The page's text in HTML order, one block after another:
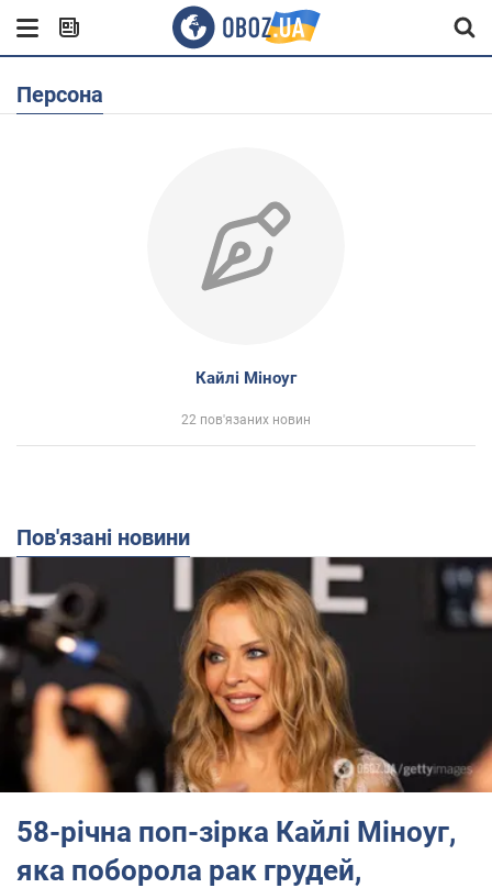
Персона
Кайлі Міноуг
22 пов'язаних новин
Пов'язані новини
58-річна поп-зірка Кайлі Міноуг,
яка поборола рак грудей,